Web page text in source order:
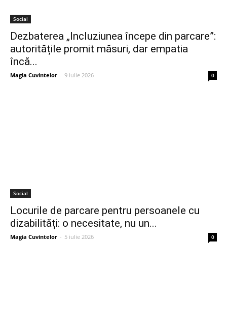
Social
Dezbaterea „Incluziunea începe din parcare”:
autoritățile promit măsuri, dar empatia
încă...
Magia Cuvintelor - 9 iulie 2026 0
Social
Locurile de parcare pentru persoanele cu
dizabilități: o necesitate, nu un...
Magia Cuvintelor - 5 iulie 2026 0